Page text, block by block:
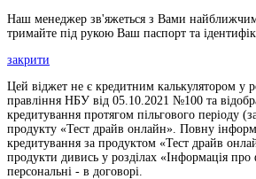
Наш менеджер зв'яжеться з Вами найближчим
тримайте під рукою Ваш паспорт та
закрити
Цей віджет не є кредитним калькулятором у
правління НБУ від 05.10.2021 №100 та
кредитування протягом пільгового періоду
продукту «Тест драйв онлайн». Повну
кредитування за продуктом «Тест драйв
продукти дивись у розділах «Інформація про
персональні - в договорі.